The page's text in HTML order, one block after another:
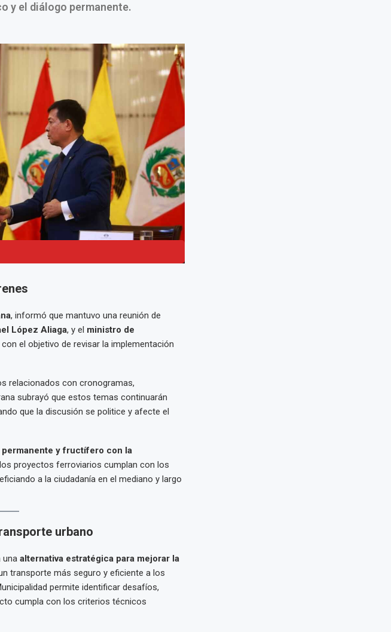
y el diálogo permanente.
, informó que mantuvo una reunión de
López Aliaga, y el ministro de
con el objetivo de revisar la implementación
relacionados con cronogramas,
subrayó que estos temas continuarán
que la discusión se politice y afecte el
permanente y fructífero con la
proyectos ferroviarios cumplan con los
a la ciudadanía en el mediano y largo
urbano
una alternativa estratégica para mejorar la
transporte más seguro y eficiente a los
permite identificar desafíos,
cumpla con los criterios técnicos